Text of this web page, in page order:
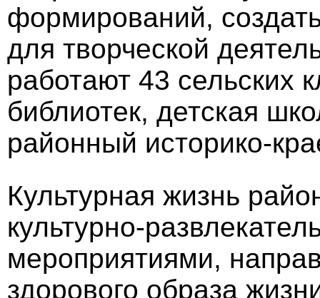
формирований,
для творческой
работают 43 сельских
библиотек, детская
районный историко-
Культурная жизнь
культурно-
мероприятиями,
здорового образа